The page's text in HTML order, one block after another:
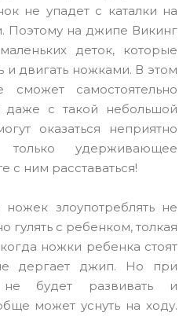
не упадет с каталки на
Поэтому на джипе Викинг
деток, которые
и двигать ножками. В этом
сможет самостоятельно
даже с такой небольшой
оказаться неприятно
удерживающее
с ним расставаться!
злоупотреблять не
гулять с ребенком, толкая
ножки ребенка стоят
дергает джип. Но при
будет развивать и
может уснуть на ходу.